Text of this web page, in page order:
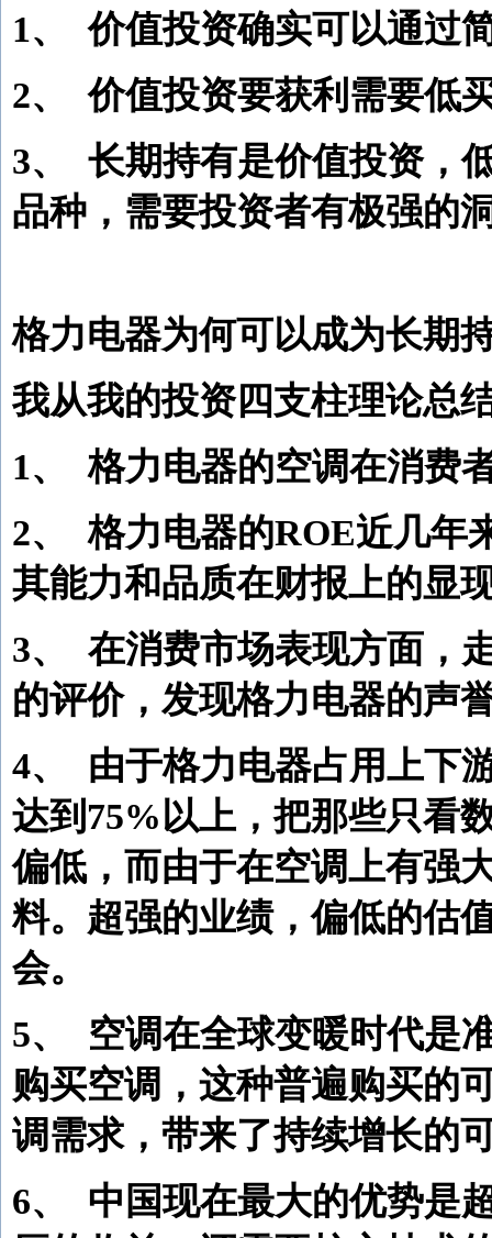
1、
价值投资确实可以通过
2、
价值投资要获利需要低
3、
长期持有是价值投资，
品种，需要投资者有极强的
格力电器为何可以成为长期
我从我的投资四支柱理论总
1、
格力电器的空调在消费
2、
格力电器的ROE近几年
其能力和品质在财报上的显
3、
在消费市场表现方面，
的评价，发现格力电器的声
4、
由于格力电器占用上下
达到75%以上，把那些只看
偏低，而由于在空调上有强
料。超强的业绩，偏低的估
会。
5、
空调在全球变暖时代是
购买空调，这种普遍购买的
调需求，带来了持续增长的
6、
中国现在最大的优势是